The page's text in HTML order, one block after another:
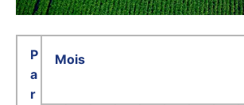
P
a
r
Mois